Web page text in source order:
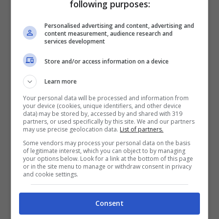
orail Milan può focalizzarsi su questo
concetto di gioco
principale per le prossime partite. La
prestazione di Morata e Abraham è stata
eccezionale e lo stesso si può dire dei due
centrocampisti schierati:Fofanae
Rejinders.
E a farne le spese può essere proprio
following purposes:
Personalised advertising and content, advertising and
content measurement, audience research and
services development
Store and/or access information on a device
Learn more
Your personal data will be processed and information from
your device (cookies, unique identifiers, and other device
data) may be stored by, accessed by and shared with 319
partners, or used specifically by this site. We and our partners
may use precise geolocation data. List of partners.
Some vendors may process your personal data on the basis
of legitimate interest, which you can object to by managing
your options below. Look for a link at the bottom of this page
or in the site menu to manage or withdraw consent in privacy
and cookie settings.
Consent